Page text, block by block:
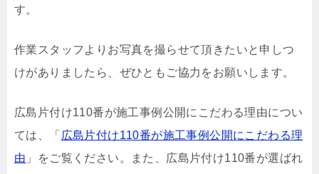
す。
作業スタッフよりお写真を撮らせて頂きたいと申しつ
けがありましたら、ぜひともご協力をお願いします。
広島片付け110番が施工事例公開にこだわる理由につい
ては、「 広島片付け110番が施工事例公開にこだわる理
由 」をご覧ください。また、広島片付け110番が選ばれ